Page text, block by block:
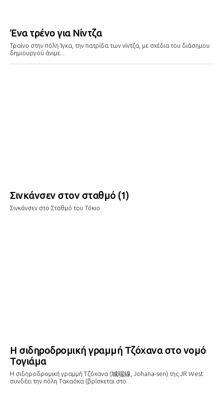
Ένα τρένο για Νίντζα
Τραίνο στην πόλη Ίγκα, την πατρίδα των νίντζα, με σχέδια του διάσημου
δημιουργού άνιμε...
Σινκάνσεν στον σταθμό (1)
Σινκάνσεν στο Σταθμό του Τόκιο.
Η σιδηροδρομική γραμμή Τζόχανα στο νομό
Τογιάμα
Η σιδηροδρομική γραμμή Τζόχανα (城端線, Johana-sen) της JR West
συνδέει την πόλη Τακαόκα (βρίσκεται στο...